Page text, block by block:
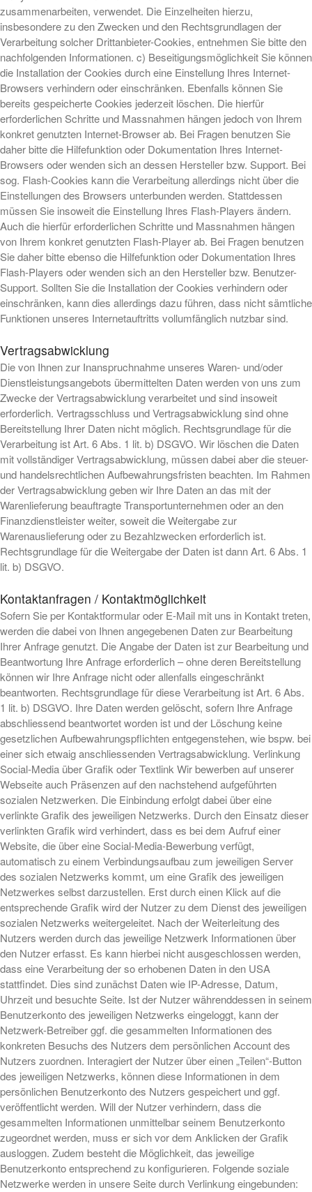
zusammenarbeiten, verwendet. Die Einzelheiten hierzu,
insbesondere zu den Zwecken und den Rechtsgrundlagen der
Verarbeitung solcher Drittanbieter-Cookies, entnehmen Sie bitte den
nachfolgenden Informationen. c) Beseitigungsmöglichkeit Sie können
die Installation der Cookies durch eine Einstellung Ihres Internet-
Browsers verhindern oder einschränken. Ebenfalls können Sie
bereits gespeicherte Cookies jederzeit löschen. Die hierfür
erforderlichen Schritte und Massnahmen hängen jedoch von Ihrem
konkret genutzten Internet-Browser ab. Bei Fragen benutzen Sie
daher bitte die Hilfefunktion oder Dokumentation Ihres Internet-
Browsers oder wenden sich an dessen Hersteller bzw. Support. Bei
sog. Flash-Cookies kann die Verarbeitung allerdings nicht über die
Einstellungen des Browsers unterbunden werden. Stattdessen
müssen Sie insoweit die Einstellung Ihres Flash-Players ändern.
Auch die hierfür erforderlichen Schritte und Massnahmen hängen
von Ihrem konkret genutzten Flash-Player ab. Bei Fragen benutzen
Sie daher bitte ebenso die Hilfefunktion oder Dokumentation Ihres
Flash-Players oder wenden sich an den Hersteller bzw. Benutzer-
Support. Sollten Sie die Installation der Cookies verhindern oder
einschränken, kann dies allerdings dazu führen, dass nicht sämtliche
Funktionen unseres Internetauftritts vollumfänglich nutzbar sind.
Vertragsabwicklung
Die von Ihnen zur Inanspruchnahme unseres Waren- und/oder
Dienstleistungsangebots übermittelten Daten werden von uns zum
Zwecke der Vertragsabwicklung verarbeitet und sind insoweit
erforderlich. Vertragsschluss und Vertragsabwicklung sind ohne
Bereitstellung Ihrer Daten nicht möglich. Rechtsgrundlage für die
Verarbeitung ist Art. 6 Abs. 1 lit. b) DSGVO. Wir löschen die Daten
mit vollständiger Vertragsabwicklung, müssen dabei aber die steuer-
und handelsrechtlichen Aufbewahrungsfristen beachten. Im Rahmen
der Vertragsabwicklung geben wir Ihre Daten an das mit der
Warenlieferung beauftragte Transportunternehmen oder an den
Finanzdienstleister weiter, soweit die Weitergabe zur
Warenauslieferung oder zu Bezahlzwecken erforderlich ist.
Rechtsgrundlage für die Weitergabe der Daten ist dann Art. 6 Abs. 1
lit. b) DSGVO.
Kontaktanfragen / Kontaktmöglichkeit
Sofern Sie per Kontaktformular oder E-Mail mit uns in Kontakt treten,
werden die dabei von Ihnen angegebenen Daten zur Bearbeitung
Ihrer Anfrage genutzt. Die Angabe der Daten ist zur Bearbeitung und
Beantwortung Ihre Anfrage erforderlich – ohne deren Bereitstellung
können wir Ihre Anfrage nicht oder allenfalls eingeschränkt
beantworten. Rechtsgrundlage für diese Verarbeitung ist Art. 6 Abs.
1 lit. b) DSGVO. Ihre Daten werden gelöscht, sofern Ihre Anfrage
abschliessend beantwortet worden ist und der Löschung keine
gesetzlichen Aufbewahrungspflichten entgegenstehen, wie bspw. bei
einer sich etwaig anschliessenden Vertragsabwicklung. Verlinkung
Social-Media über Grafik oder Textlink Wir bewerben auf unserer
Webseite auch Präsenzen auf den nachstehend aufgeführten
sozialen Netzwerken. Die Einbindung erfolgt dabei über eine
verlinkte Grafik des jeweiligen Netzwerks. Durch den Einsatz dieser
verlinkten Grafik wird verhindert, dass es bei dem Aufruf einer
Website, die über eine Social-Media-Bewerbung verfügt,
automatisch zu einem Verbindungsaufbau zum jeweiligen Server
des sozialen Netzwerks kommt, um eine Grafik des jeweiligen
Netzwerkes selbst darzustellen. Erst durch einen Klick auf die
entsprechende Grafik wird der Nutzer zu dem Dienst des jeweiligen
sozialen Netzwerks weitergeleitet. Nach der Weiterleitung des
Nutzers werden durch das jeweilige Netzwerk Informationen über
den Nutzer erfasst. Es kann hierbei nicht ausgeschlossen werden,
dass eine Verarbeitung der so erhobenen Daten in den USA
stattfindet. Dies sind zunächst Daten wie IP-Adresse, Datum,
Uhrzeit und besuchte Seite. Ist der Nutzer währenddessen in seinem
Benutzerkonto des jeweiligen Netzwerks eingeloggt, kann der
Netzwerk-Betreiber ggf. die gesammelten Informationen des
konkreten Besuchs des Nutzers dem persönlichen Account des
Nutzers zuordnen. Interagiert der Nutzer über einen „Teilen“-Button
des jeweiligen Netzwerks, können diese Informationen in dem
persönlichen Benutzerkonto des Nutzers gespeichert und ggf.
veröffentlicht werden. Will der Nutzer verhindern, dass die
gesammelten Informationen unmittelbar seinem Benutzerkonto
zugeordnet werden, muss er sich vor dem Anklicken der Grafik
ausloggen. Zudem besteht die Möglichkeit, das jeweilige
Benutzerkonto entsprechend zu konfigurieren. Folgende soziale
Netzwerke werden in unsere Seite durch Verlinkung eingebunden: